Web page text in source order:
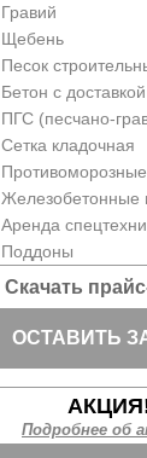
Гравий
Щебень
Песок
Бетон с доставкой
ПГС (песчано-
Сетка кладочная
Железобетонные
Аренда
Поддоны
Скачать
ОСТАВИТЬ
Подробнее об